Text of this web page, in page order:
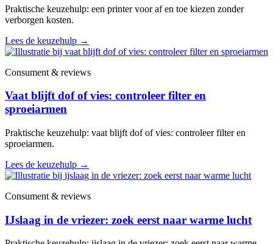
Praktische keuzehulp: een printer voor af en toe kiezen zonder
verborgen kosten.
Lees de keuzehulp →
Consument & reviews
Vaat blijft dof of vies: controleer filter en
sproeiarmen
Praktische keuzehulp: vaat blijft dof of vies: controleer filter en
sproeiarmen.
Lees de keuzehulp →
Consument & reviews
IJslaag in de vriezer: zoek eerst naar warme lucht